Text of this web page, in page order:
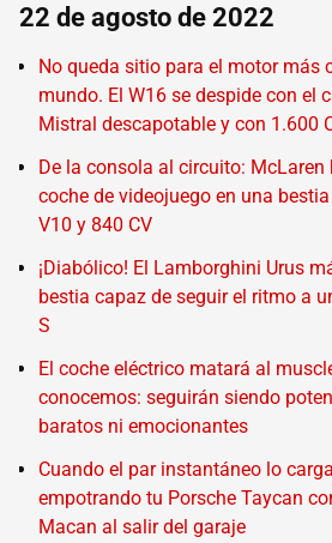
22 de agosto de 2022
No queda sitio para el motor más
mundo. El W16 se despide con el
Mistral descapotable y con 1.600
De la consola al circuito: McLaren
coche de videojuego en una
V10 y 840 CV
¡Diabólico! El Lamborghini Urus
bestia capaz de seguir el ritmo a
S
El coche eléctrico matará al
conocemos: seguirán siendo
baratos ni emocionantes
Cuando el par instantáneo lo
empotrando tu Porsche Taycan
Macan al salir del garaje